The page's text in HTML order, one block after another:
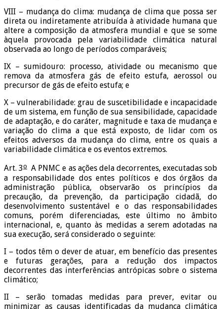
VIII – mudança do clima: mudança de clima que possa ser
direta ou indiretamente atribuída à atividade humana que
altere a composição da atmosfera mundial e que se some
àquela provocada pela variabilidade climática natural
observada ao longo de períodos comparáveis;
IX – sumidouro: processo, atividade ou mecanismo que
remova da atmosfera gás de efeito estufa, aerossol ou
precursor de gás de efeito estufa; e
X – vulnerabilidade: grau de suscetibilidade e incapacidade
de um sistema, em função de sua sensibilidade, capacidade
de adaptação, e do caráter, magnitude e taxa de mudança e
variação do clima a que está exposto, de lidar com os
efeitos adversos da mudança do clima, entre os quais a
variabilidade climática e os eventos extremos.
Art. 3o A PNMC e as ações dela decorrentes, executadas sob
a responsabilidade dos entes políticos e dos órgãos da
administração pública, observarão os princípios da
precaução, da prevenção, da participação cidadã, do
desenvolvimento sustentável e o das responsabilidades
comuns, porém diferenciadas, este último no âmbito
internacional, e, quanto às medidas a serem adotadas na
sua execução, será considerado o seguinte:
I – todos têm o dever de atuar, em benefício das presentes
e futuras gerações, para a redução dos impactos
decorrentes das interferências antrópicas sobre o sistema
climático;
II – serão tomadas medidas para prever, evitar ou
minimizar as causas identificadas da mudança climática